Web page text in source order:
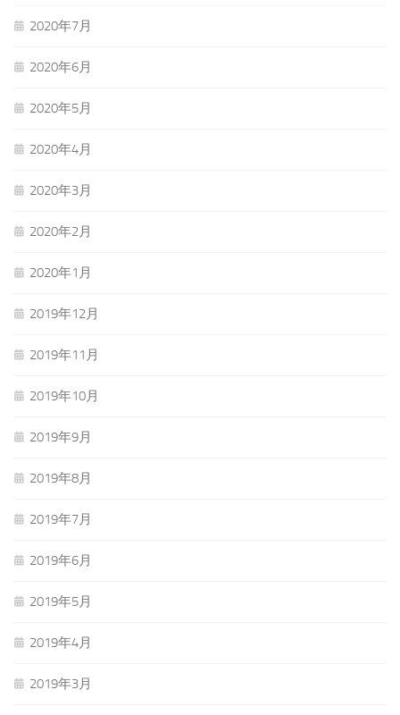
2020年7月
2020年6月
2020年5月
2020年4月
2020年3月
2020年2月
2020年1月
2019年12月
2019年11月
2019年10月
2019年9月
2019年8月
2019年7月
2019年6月
2019年5月
2019年4月
2019年3月